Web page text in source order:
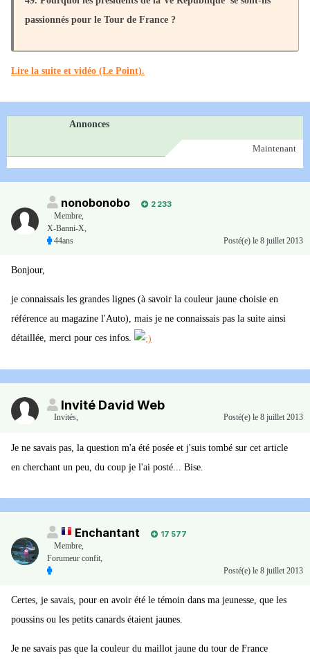
passionnés pour le Tour de France ?
Lire la suite et vidéo (Le Point).
Annonces
Maintenant
nonobonobo
2 233
Membre,
X-Banni-X,
44ans
Posté(e) le 8 juillet 2013
Bonjour,
je connaissais les grandes lignes (à savoir la couleur jaune choisie en
référence au magazine l'Auto), mais je ne connaissais pas la suite ainsi
détaillée, merci pour ces infos.
Invité David Web
Invités, Posté(e) le 8 juillet 2013
Je ne savais pas, la question m'a été posée et j'suis tombé sur cet article
en cherchant un peu, du coup je l'ai posté... Bise.
Enchantant
17 577
Membre,
Forumeur confit,
Posté(e) le 8 juillet 2013
Certes, je savais, pour en avoir été le témoin dans ma jeunesse, que les
poussins ou les petits canards étaient jaunes.
Je ne savais pas que la couleur du maillot jaune du tour de France